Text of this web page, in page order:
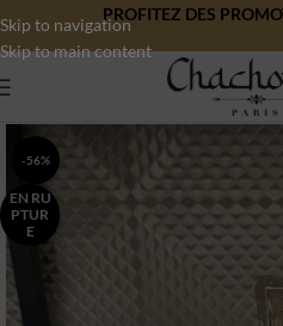
Skip to navigation
Skip to main content
PROFITEZ DES
-56%
EN RU
PTUR
E